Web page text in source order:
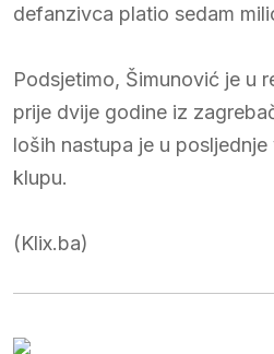
defanzivca platio sedam
Podsjetimo, Šimunović je u
prije dvije godine iz
loših nastupa je u posljednje
klupu.
(Klix.ba)